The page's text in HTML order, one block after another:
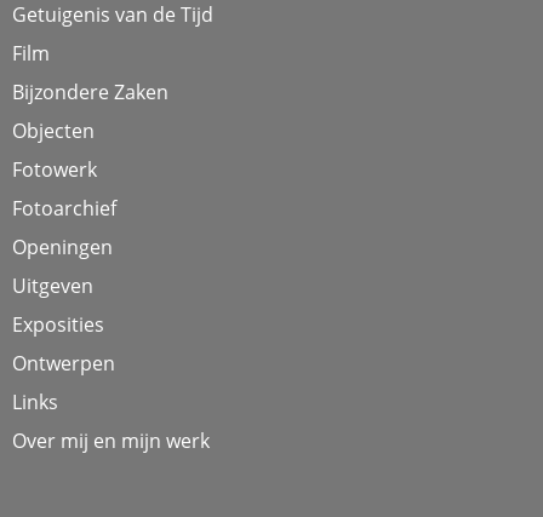
Getuigenis van de Tijd
Film
Bijzondere Zaken
Objecten
Fotowerk
Fotoarchief
Openingen
Uitgeven
Exposities
Ontwerpen
Links
Over mij en mijn werk